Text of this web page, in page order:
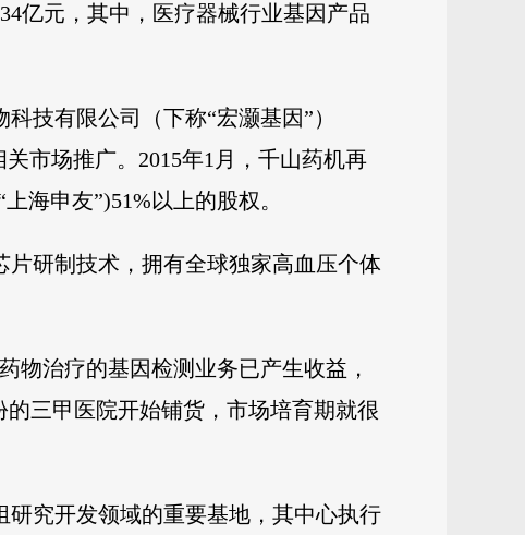
亿元，其中，医疗器械行业基因产品
技有限公司（下称“宏灏基因”）
市场推广。2015年1月，千山药机再
海申友”)51%以上的股权。
研制技术，拥有全球独家高血压个体
物治疗的基因检测业务已产生收益，
三甲医院开始铺货，市场培育期就很
研究开发领域的重要基地，其中心执行